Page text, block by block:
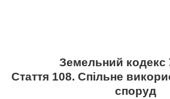
Земельний кодекс
Стаття 108. Спільне
споруд